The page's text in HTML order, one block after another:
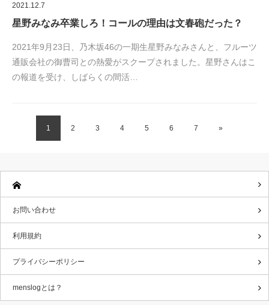
2021.12.7
星野みなみ卒業しろ！コールの理由は文春砲だった？
2021年9月23日、乃木坂46の一期生星野みなみさんと、フルーツ
通販会社の御曹司との熱愛がスクープされました。星野さんはこ
の報道を受け、しばらくの間活…
1 2 3 4 5 6 7 »
お問い合わせ
利用規約
プライバシーポリシー
menslogとは？